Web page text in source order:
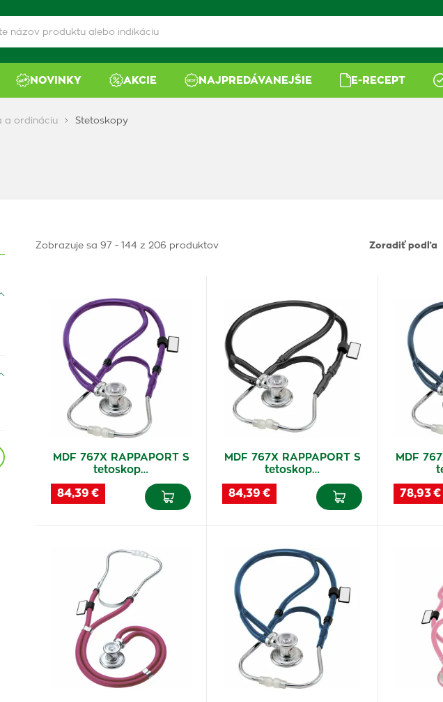
NOVINKY AKCIE NAJPREDÁVANEJŠIE E-RECEPT
a ordináciu Stetoskopy
Zobrazuje sa 97 - 144 z 206 produktov Zoradiť podľa
MDF 767X RAPPAPORT S
tetoskop…
84,39 €
MDF 767X RAPPAPORT S
tetoskop…
84,39 €
MDF
78,93 €